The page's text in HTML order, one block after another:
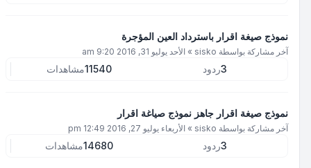
نموذج صيغة اقرار باسترداد العين المؤجرة
آخر مشاركة بواسطةsisko
»الأحد يوليو 31, 2016 9:20 am
ردود 11540مشاهدات
نموذج صيغة اقرار جاهز نموذج صياغة اقرار
آخر مشاركة بواسطةsisko
»الأربعاء يوليو 27, 2016 12:49 pm
ردود 14680مشاهدات